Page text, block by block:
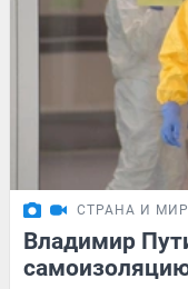
СТРАНА И МИР
Владимир